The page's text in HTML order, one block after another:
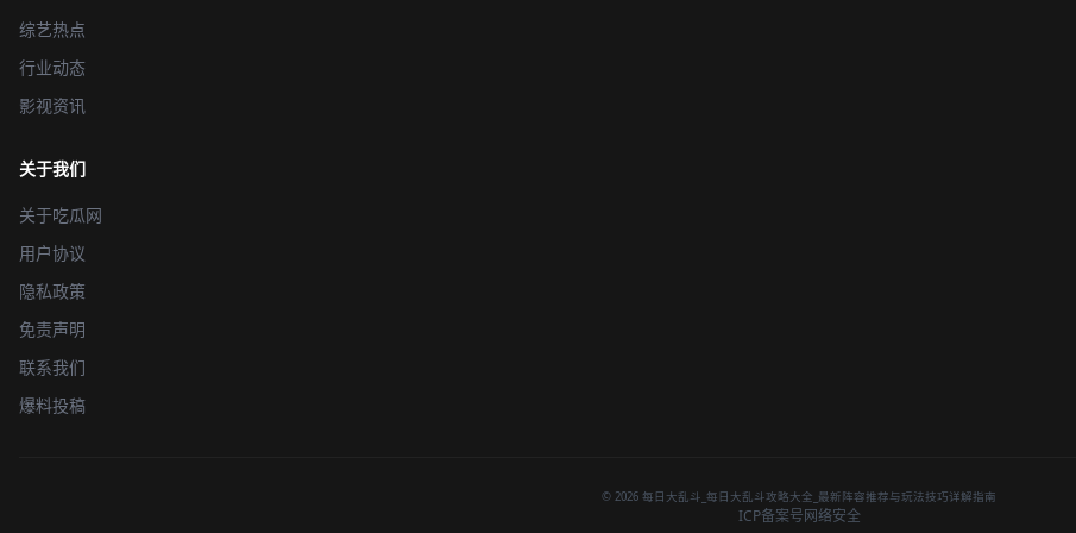
综艺热点
行业动态
影视资讯
关于我们
关于吃瓜网
用户协议
隐私政策
免责声明
联系我们
爆料投稿
© 2026 每日大乱斗_每日大乱斗攻略大全_最新阵容推荐与玩法技巧详解指南
ICP备案号网络安全